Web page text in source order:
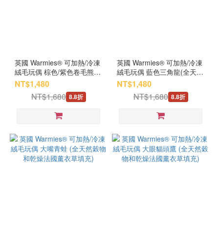
英國 Warmies® 可加熱/冷凍
絨毛玩偶 棕色/紫色卷毛熊
(全天然穀物和乾燥法國薰衣
草填充)
NT$1,480
NT$1,680 8.8折
英國 Warmies® 可加熱/冷凍
絨毛玩偶 藍色三角龍(全天然
穀物和乾燥法國薰衣草填充)
NT$1,480
NT$1,680 8.8折